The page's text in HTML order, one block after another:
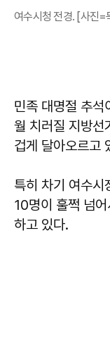
여수시청 전경. [사진=
민족 대명절 추
월 치러질 지방선
겁게 달아오르고
특히 차기 여수시
10명이 훌쩍 넘
하고 있다.